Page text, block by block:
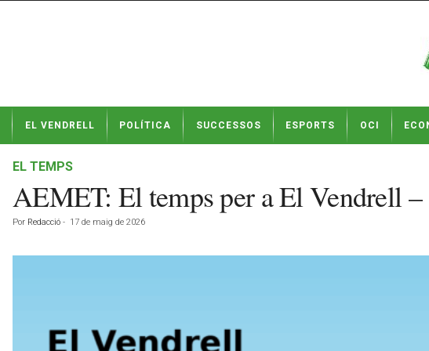
t
EL VENDRELL POLÍTICA SUCCESSOS ESPORTS OCI
EL TEMPS
AEMET: El temps per a El Vendrell
Por Redacció - 17 de maig de 2026